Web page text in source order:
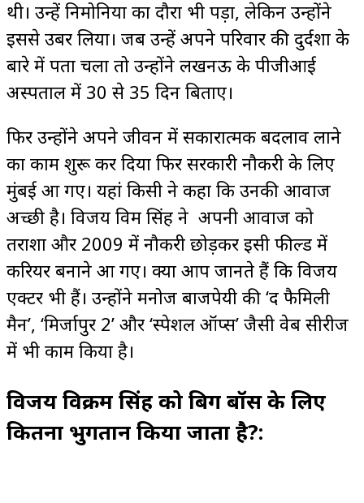
थी। उन्हें निमोनिया का दौरा भी पड़ा, लेकिन उन्होंने
इससे उबर लिया। जब उन्हें अपने परिवार की दुर्दशा के
बारे में पता चला तो उन्होंने लखनऊ के पीजीआई
अस्पताल में 30 से 35 दिन बिताए।
फिर उन्होंने अपने जीवन में सकारात्मक बदलाव लाने
का काम शुरू कर दिया फिर सरकारी नौकरी के लिए
मुंबई आ गए। यहां किसी ने कहा कि उनकी आवाज
अच्छी है। विजय विक्रम सिंह ने अपनी आवाज को
तराशा और 2009 में नौकरी छोड़कर इसी फील्ड में
करियर बनाने आ गए। क्या आप जानते हैं कि विजय
एक्टर भी हैं। उन्होंने मनोज बाजपेयी की ‘द फैमिली
मैन’, ‘मिर्जापुर 2’ और ‘स्पेशल ऑप्स’ जैसी वेब सीरीज
में भी काम किया है।
विजय विक्रम सिंह को बिग बॉस के लिए
कितना भुगतान किया जाता है?: